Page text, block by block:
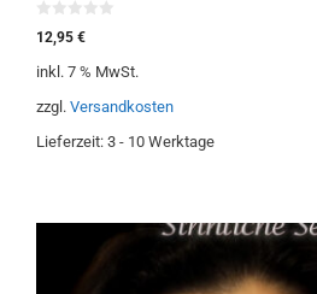
0
v
n
12,95 €
inkl. 7 % MwSt.
zzgl. Versandkosten
Lieferzeit: 3 - 10 Werktage